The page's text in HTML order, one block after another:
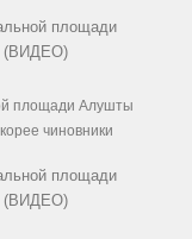
площади
(ВИДЕО)
площади Алушты
чиновники
площади
(ВИДЕО)